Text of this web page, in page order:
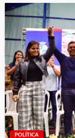
POLÍTICA